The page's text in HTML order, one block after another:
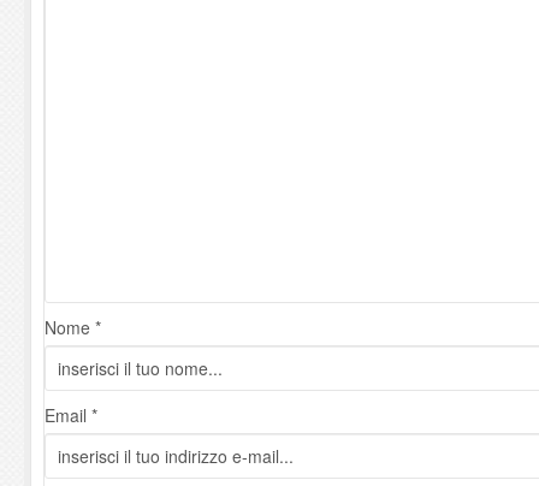
Nome *
Email *